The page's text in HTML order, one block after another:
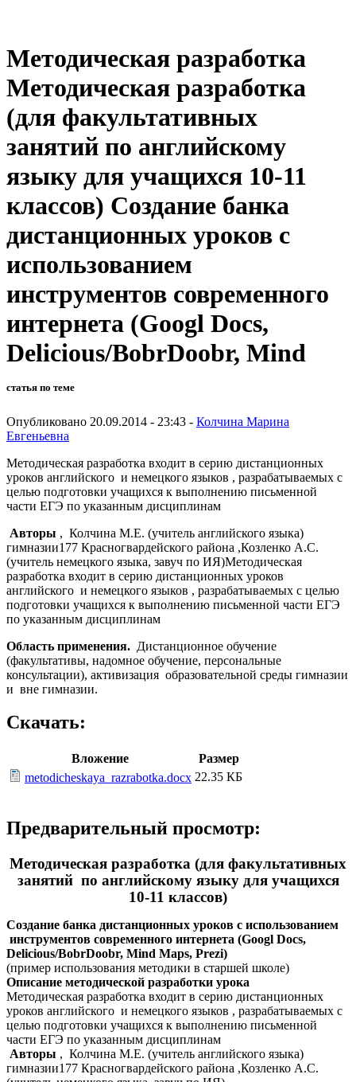
Методическая разработка
Методическая разработка
(для факультативных
занятий по английскому
языку для учащихся 10-11
классов) Создание банка
дистанционных уроков с
использованием
инструментов современного
интернета (Googl Docs,
Delicious/BobrDoobr, Mind
статья по теме
Опубликовано 20.09.2014 - 23:43 - Колчина Марина
Евгеньевна
Методическая разработка входит в серию дистанционных
уроков английского и немецкого языков , разрабатываемых с
целью подготовки учащихся к выполнению письменной
части ЕГЭ по указанным дисциплинам
Авторы , Колчина М.Е. (учитель английского языка)
гимназии177 Красногвардейского района ,Козленко А.С.
(учитель немецкого языка, завуч по ИЯ)Методическая
разработка входит в серию дистанционных уроков
английского и немецкого языков , разрабатываемых с целью
подготовки учащихся к выполнению письменной части ЕГЭ
по указанным дисциплинам
Область применения. Дистанционное обучение
(факультативы, надомное обучение, персональные
консультации), активизация образовательной среды гимназии
и вне гимназии.
Скачать:
Вложение
Размер
metodicheskaya_razrabotka.docx 22.35 КБ
Предварительный просмотр:
Методическая разработка (для факультативных
занятий по английскому языку для учащихся
10-11 классов)
Создание банка дистанционных уроков с использованием
инструментов современного интернета (Googl Docs,
Delicious/BobrDoobr, Mind Maps, Prezi)
(пример использования методики в старшей школе)
Описание методической разработки урока
Методическая разработка входит в серию дистанционных
уроков английского и немецкого языков , разрабатываемых с
целью подготовки учащихся к выполнению письменной
части ЕГЭ по указанным дисциплинам
Авторы , Колчина М.Е. (учитель английского языка)
гимназии177 Красногвардейского района ,Козленко А.С.